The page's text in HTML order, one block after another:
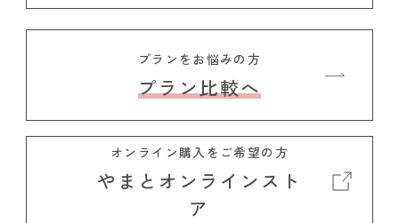
プランをお悩みの方
プラン比較へ
オンライン購入をご希望の方
やまとオンラインスト
ア